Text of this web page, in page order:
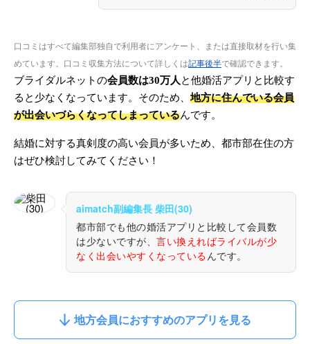
口コミはすべて編集部独自で利用者にアンケート、または直接取材を行い集
めています。口コミ収集方法について詳しくは記事後半で確認できます。
ブライダルネットの会員数は30万人 と他婚活アプリと比較す
ると少なくなっています。そのため、地方に住んでいる会員
が出会いづらくなってしまっているんです。
結婚に対する真剣度の高い会員が多いため、都市部在住の方
はぜひ検討してみてください！
aimatch副編集長 柴田(30)
都市部でも他の婚活アプリと比較して会員数
は少ないですが、言い換えればライバルが少
なく出会いやすくなっているんです。
地方会員におすすめのアプリを見る